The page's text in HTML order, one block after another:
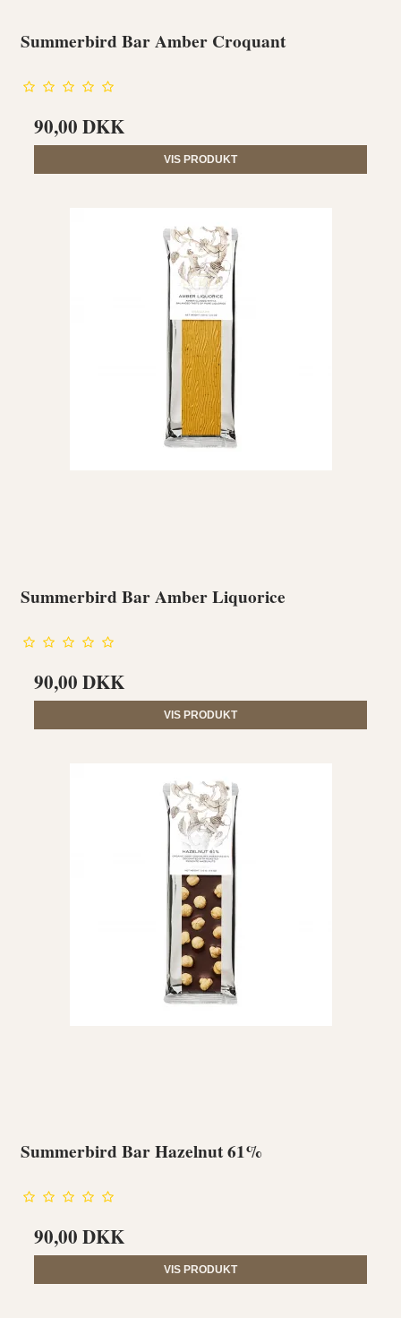
Summerbird Bar Amber Croquant
90,00 DKK
VIS PRODUKT
Summerbird Bar Amber Liquorice
90,00 DKK
VIS PRODUKT
Summerbird Bar Hazelnut 61%
90,00 DKK
VIS PRODUKT